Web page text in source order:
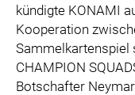
kündigte KONAMI
Kooperation
CHAMPION
Botschafter